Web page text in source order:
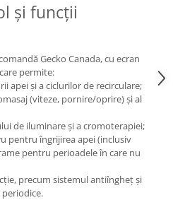
și funcții
Gecko Canada, cu ecran
permite:
apei și a ciclurilor de recirculare;
(viteze, pornire/oprire) și al
de iluminare și a cromoterapiei;
pentru îngrijirea apei (inclusiv
pentru perioadele în care nu
precum sistemul antiîngheț și